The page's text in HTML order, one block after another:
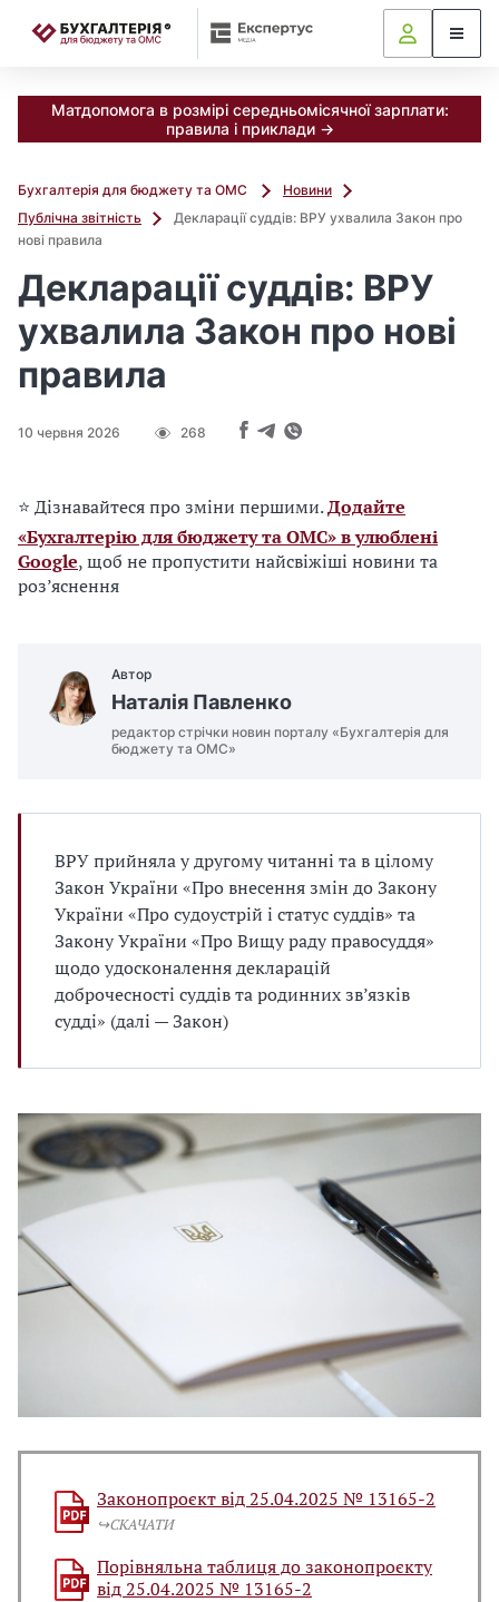
Матдопомога в розмірі середньомісячної зарплати:
правила і приклади →
Бухгалтерія для бюджету та ОМС
Новини
Публічна звітність
Декларації суддів: ВРУ ухвалила Закон про
нові правила
Декларації суддів: ВРУ
ухвалила Закон про нові
правила
10 червня 2026 268
⭐ Дізнавайтеся про зміни першими.Додайте
«Бухгалтерію для бюджету та ОМС» в улюблені
Google, щоб не пропустити найсвіжіші новини та
роз’яснення
Автор
Наталія Павленко
редактор стрічки новин порталу «Бухгалтерія для
бюджету та ОМС»
ВРУ прийняла у другому читанні та в цілому
Закон України «Про внесення змін до Закону
України «Про судоустрій і статус суддів» та
Закону України «Про Вищу раду правосуддя»
щодо удосконалення декларацій
доброчесності суддів та родинних зв’язків
судді» (далі — Закон)
Законопроєкт від 25.04.2025 № 13165-2
↪️СКАЧАТИ
Порівняльна таблиця до законопроєкту
від 25.04.2025 № 13165-2